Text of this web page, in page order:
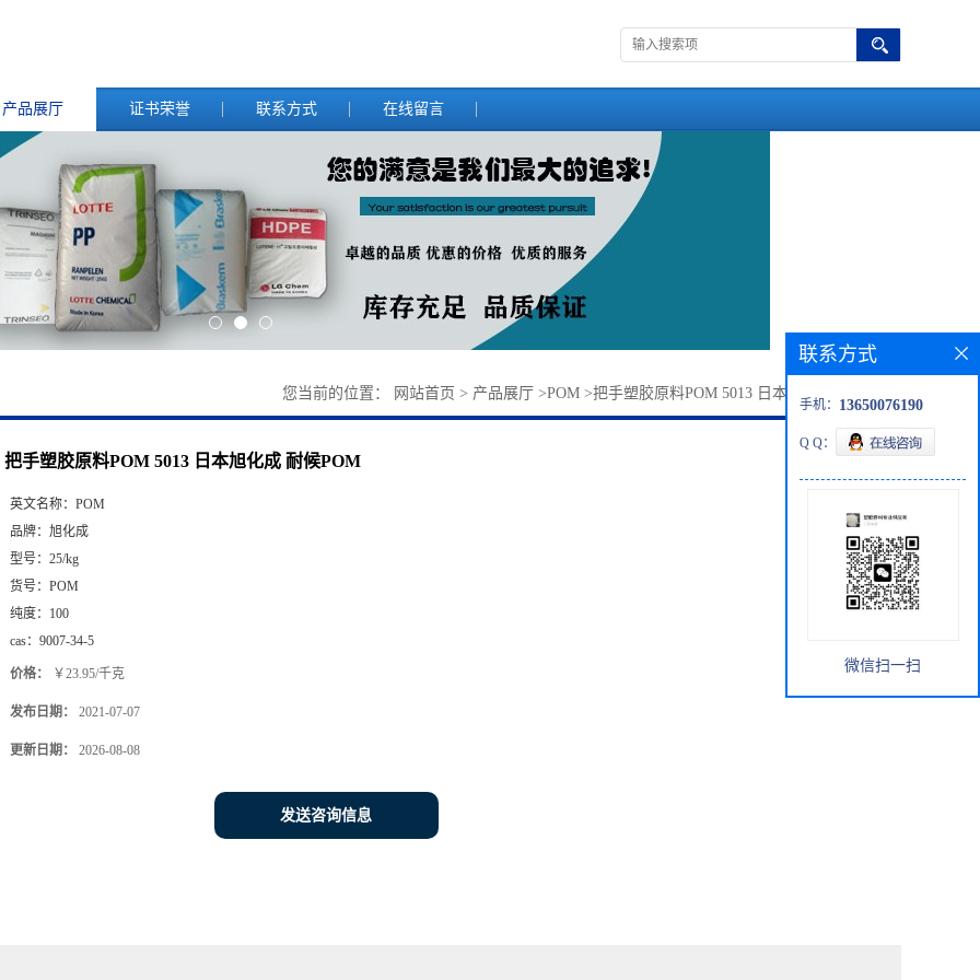
产品展厅 证书荣誉 联系方式 在线留言
您当前的位置： 网站首页 > 产品展厅 >POM >把手塑胶原料POM 5013 日本旭化成 耐候POM
把手塑胶原料POM 5013 日本旭化成 耐候POM
英文名称： POM
品牌： 旭化成
型号： 25/kg
货号： POM
纯度： 100
cas： 9007-34-5
价格： ￥23.95/千克
发布日期： 2021-07-07
更新日期： 2026-08-08
发送咨询信息
联系方式
手机： 13650076190
Q Q：
微信扫一扫